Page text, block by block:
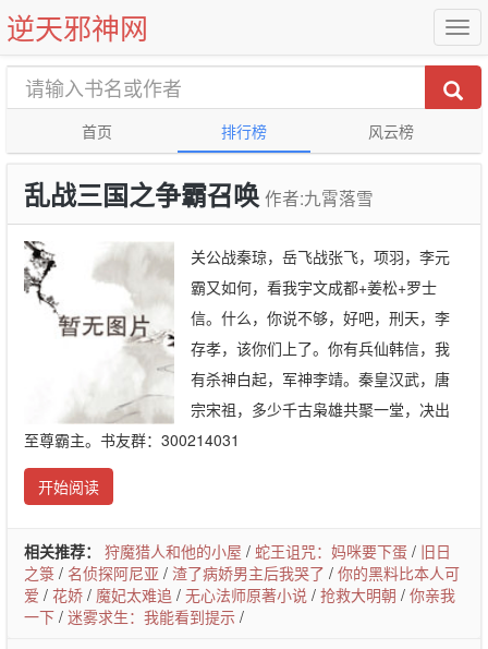
逆天邪神网
首页 排行榜 风云榜
乱战三国之争霸召唤 作者:九霄落雪
关公战秦琼，岳飞战张飞，项羽，李元
霸又如何，看我宇文成都+姜松+罗士
信。什么，你说不够，好吧，刑天，李
存孝，该你们上了。你有兵仙韩信，我
有杀神白起，军神李靖。秦皇汉武，唐
宗宋祖，多少千古枭雄共聚一堂，决出
至尊霸主。书友群：300214031
开始阅读
相关推荐： 狩魔猎人和他的小屋 / 蛇王诅咒：妈咪要下蛋 / 旧日
之箓 / 名侦探阿尼亚 / 渣了病娇男主后我哭了 / 你的黑料比本人可
爱 / 花娇 / 魔妃太难追 / 无心法师原著小说 / 抢救大明朝 / 你亲我
一下 / 迷雾求生：我能看到提示 /